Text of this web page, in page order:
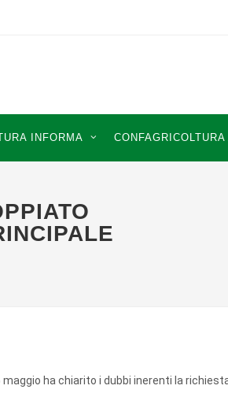
INFORMA
ha chiarito i dubbi inerenti la